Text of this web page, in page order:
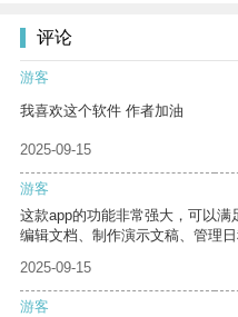
评论
游客
我喜欢这个软件 作者加油
2025-09-15
游客
这款app的功能非常强大，可以
编辑文档、制作演示文稿、管理日
2025-09-15
游客